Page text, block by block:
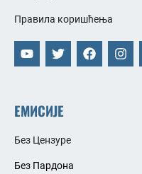
Правила коришћења
ЕМИСИЈЕ
Без Цензуре
Без Пардона